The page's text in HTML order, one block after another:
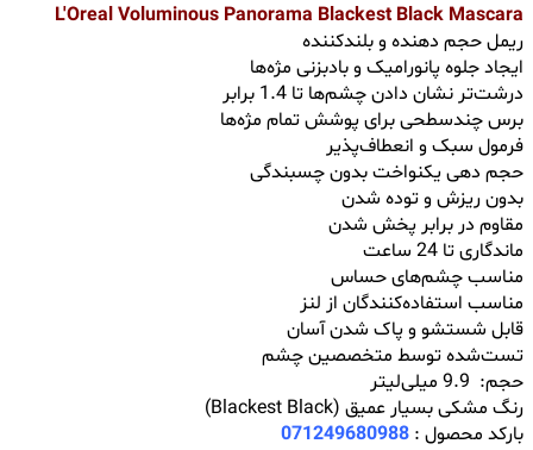
L'Oreal Voluminous Panorama Blackest Black Mascara
ریمل حجم دهنده و بلندکننده
ایجاد جلوه پانورامیک و بادبزنی مژه‌ها
درشت‌تر نشان دادن چشم‌ها تا 1.4 برابر
برس چندسطحی برای پوشش تمام مژه‌ها
فرمول سبک و انعطاف‌پذیر
حجم دهی یکنواخت بدون چسبندگی
بدون ریزش و توده شدن
مقاوم در برابر پخش شدن
ماندگاری تا 24 ساعت
مناسب چشم‌های حساس
مناسب استفاده‌کنندگان از لنز
قابل شستشو و پاک شدن آسان
تست‌شده توسط متخصصین چشم‌
حجم: 9.9 میلی‌لیتر
رنگ مشکی بسیار عمیق (Blackest Black)
بارکد محصول : 071249680988